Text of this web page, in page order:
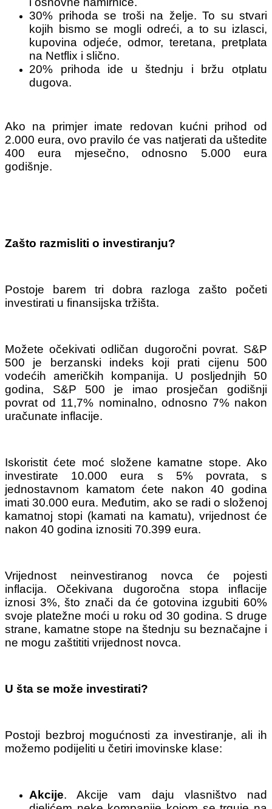
30% prihoda se troši na želje. To su stvari
kojih bismo se mogli odreći, a to su izlasci,
kupovina odjeće, odmor, teretana, pretplata
na Netflix i slično.
20% prihoda ide u štednju i bržu otplatu
dugova.
Ako na primjer imate redovan kućni prihod od
2.000 eura, ovo pravilo će vas natjerati da uštedite
400 eura mjesečno, odnosno 5.000 eura
godišnje.
Zašto razmisliti o investiranju?
Postoje barem tri dobra razloga zašto početi
investirati u finansijska tržišta.
Možete očekivati odličan dugoročni povrat. S&P
500 je berzanski indeks koji prati cijenu 500
vodećih američkih kompanija. U posljednjih 50
godina, S&P 500 je imao prosječan godišnji
povrat od 11,7% nominalno, odnosno 7% nakon
uračunate inflacije.
Iskoristit ćete moć složene kamatne stope. Ako
investirate 10.000 eura s 5% povrata, s
jednostavnom kamatom ćete nakon 40 godina
imati 30.000 eura. Međutim, ako se radi o složenoj
kamatnoj stopi (kamati na kamatu), vrijednost će
nakon 40 godina iznositi 70.399 eura.
Vrijednost neinvestiranog novca će pojesti
inflacija. Očekivana dugoročna stopa inflacije
iznosi 3%, što znači da će gotovina izgubiti 60%
svoje platežne moći u roku od 30 godina. S druge
strane, kamatne stope na štednju su beznačajne i
ne mogu zaštititi vrijednost novca.
U šta se može investirati?
Postoji bezbroj mogućnosti za investiranje, ali ih
možemo podijeliti u četiri imovinske klase:
Akcije. Akcije vam daju vlasništvo nad